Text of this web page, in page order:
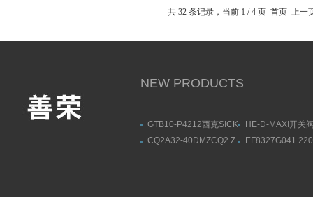
共 32 条记录，当前 1 / 4 页 首页 上
NEW PRODUCTS
GTB10-P4212西克SICK
光电传感器相关产品介
HE-D-MAXI开关
FESTO结构材质
CQ2A32-40DMZCQ2 Z
EF8327G041